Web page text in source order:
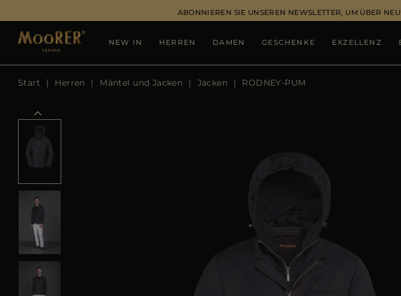
ABONNIEREN SIE UNSEREN NEWSLETTER, UM ÜBER
NEW IN HERREN DAMEN GESCHENKE EXZELLENZ
Start Herren Mäntel und Jacken Jacken RODNEY-PUM